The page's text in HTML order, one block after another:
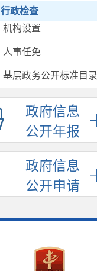
行政检查
机构设置
人事任免
基层政务公开标准目录
政府信息
公开年报
政府信息
公开申请